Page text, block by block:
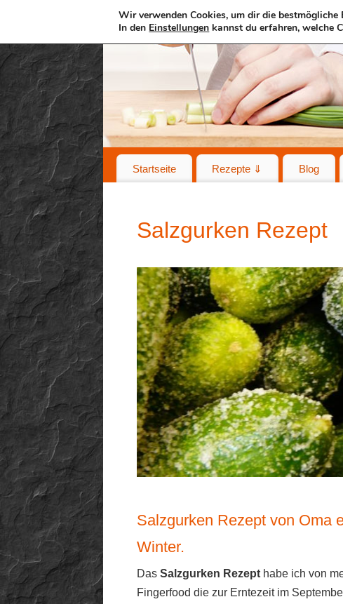
Startseite Rezepte ⇓ Blog
Salzgurken Rezept
Salzgurken Rezept von Oma
Winter.
Das Salzgurken Rezept habe ich von
Fingerfood die zur Erntezeit im
Wir verwenden Cookies, um dir die
In den Einstellungen kannst du erfahren, welche